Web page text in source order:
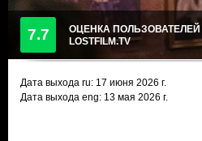
7.7
ОЦЕНКА ПОЛЬЗОВАТЕЛЕЙ
LOSTFILM.TV
Дата выхода ru: 17 июня 2026 г.
Дата выхода eng: 13 мая 2026 г.